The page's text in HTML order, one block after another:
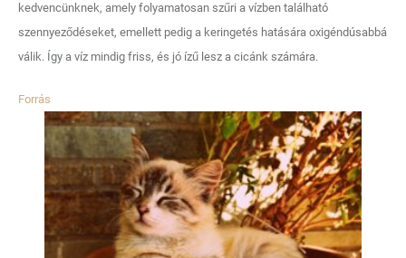
kedvencünknek, amely folyamatosan szűri a vízben található
szennyeződéseket, emellett pedig a keringetés hatására oxigéndúsabbá
válik. Így a víz mindig friss, és jó ízű lesz a cicánk számára.
Forrás